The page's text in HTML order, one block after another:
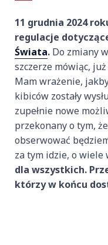
11 grudnia 2024
regulacje
Świata. Do zmiany w
szczerze mówiąc,
Mam wrażenie,
kibiców zostały
zupełnie nowe
przekonany o tym,
obserwować
za tym idzie, o wiele
dla wszystkich.
którzy w końcu